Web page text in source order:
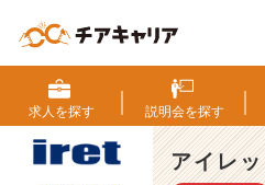
職
種
の
募
求人を探す 説明会を探す
アイレ